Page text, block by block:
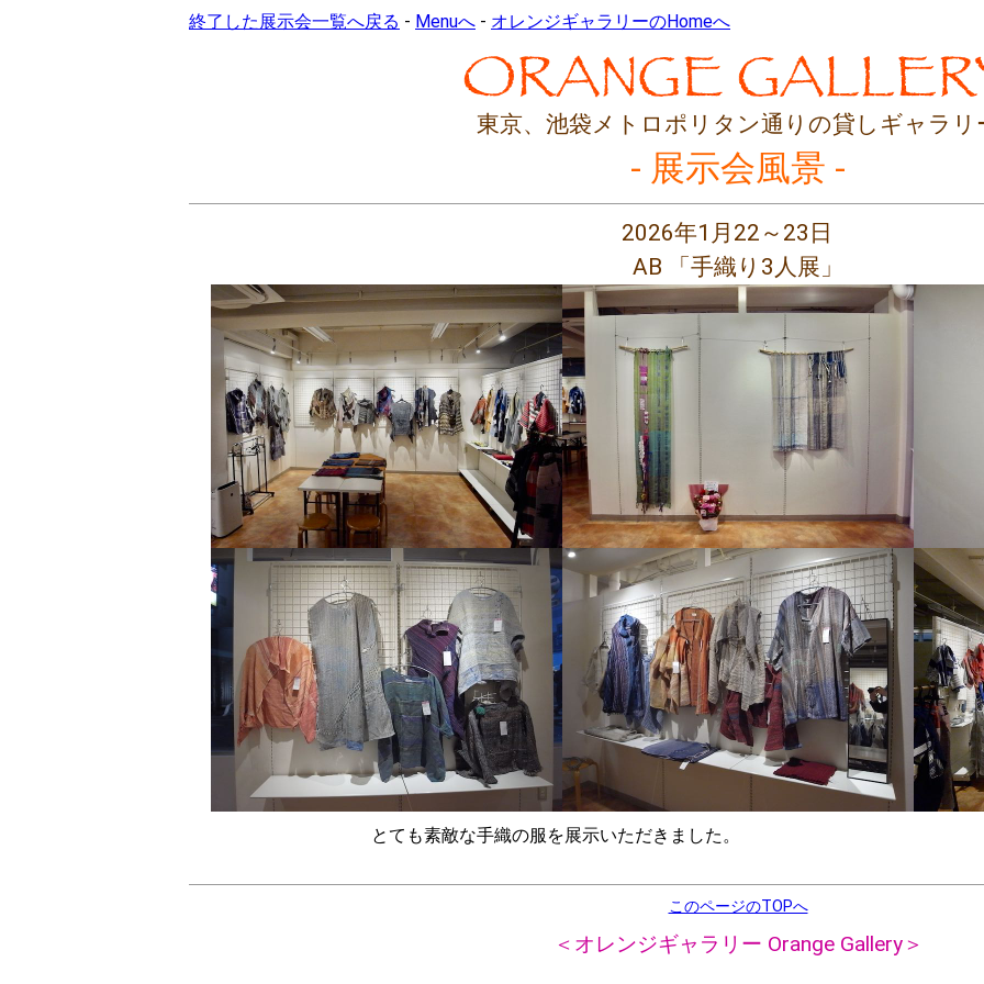
終了した展示会一覧へ戻る - Menuへ - オレンジギャラリーのHomeへ
東京、 池袋メトロポリタン通りの貸しギャラリ
- 展示会風景 -
2026年1月22～23日
AB 「手織り3人展」
とても素敵な手織の服を展示いただきました。
このページのTOPへ
＜オレンジギャラリー Orange Gallery＞